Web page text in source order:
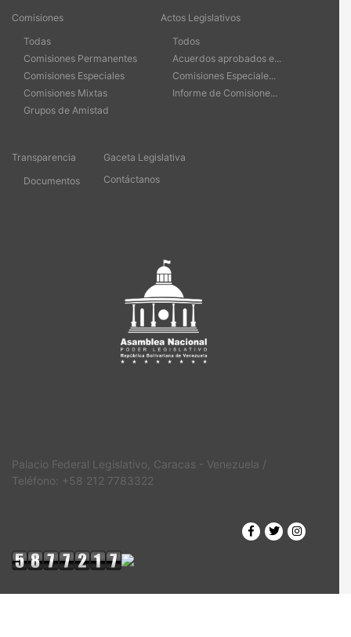
Comisiones
Todas
Comisiones Permanentes
Comisiones Especiales
Comisiones Mixtas
Grupos de Amistad
Actos Legislativos
Todos
Acuerdos aprobados e...
Comisiones Especiale...
Informe de Comisione...
Transparencia
Documentos
Gaceta Legislativa
Contáctanos
Palacio Federal Legislativo, Caracas - Venezuela /
Teléfono: +58 212 7783322